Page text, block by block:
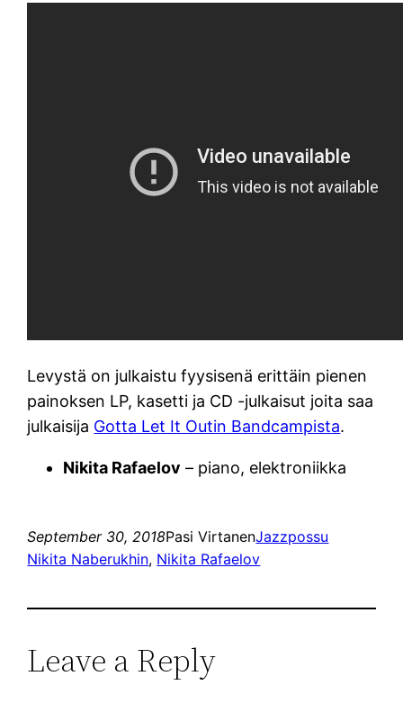
Levystä on julkaistu fyysisenä erittäin pienen
painoksen LP, kasetti ja CD -julkaisut joita saa
julkaisija Gotta Let It Outin Bandcampista.
Nikita Rafaelov – piano, elektroniikka
September 30, 2018Pasi VirtanenJazzpossu
Nikita Naberukhin, Nikita Rafaelov
Leave a Reply